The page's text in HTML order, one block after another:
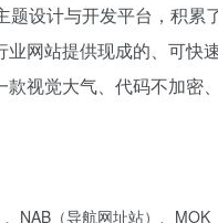
设计与开发平台，积
网站提供现成的、可快
视觉大气、代码不加密
NAB（导航网址站）、